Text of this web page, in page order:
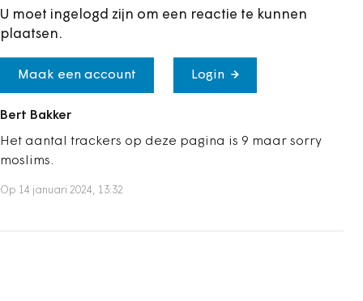
U moet ingelogd zijn om een reactie te kunnen
plaatsen.
Maak een account Login
Bert Bakker
Het aantal trackers op deze pagina is 9 maar sorry
moslims.
Op 14 januari 2024, 13:32